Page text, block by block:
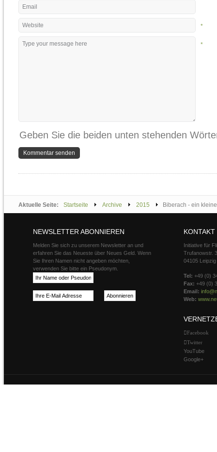
*
*
Geben Sie die beiden unten stehenden
Aktuelle Seite: Startseite Archive 2015 Biberach - ein
NEWSLETTER ABONNIEREN
Melden Sie sich zu unserem Newsletter an und
erfahren Sie das Neueste über Neues Geld. Wenn
Sie Ihren Namen nicht angeben möchten,
verwenden Sie bitte ein Pseudonym.
KONTAKT
Initiative für
Trufanowstr.
04105 Leipzig
Tel: +49 (0)
Fax: +49 (0)
Email:
Web:
Facebook
Twitter
YouTube
Google+